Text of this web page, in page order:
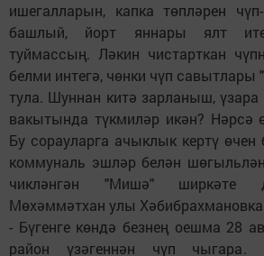
ишегалларын, капка төпләрен
башлый, йорт яннары ялт
туймассың. Ләкин чистарткан
белми интегә, чөнки чүп савытлары
тула. Шуннан китә зарланыш,
вакытында түкмиләр икән? Нәрсә
Бу сорауларга ачыклык кертү өчен
коммуналь эшләр белән
чикләнгән "Мишә" ширкәте
Мөхәммәтхан улы Хәбибрахмановка
- Бүгенге көндә безнең оешма 28
район үзәгеннән чүп